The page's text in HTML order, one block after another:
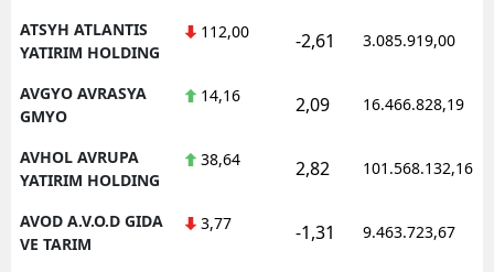
ATSYH ATLANTIS
YATIRIM HOLDING
112,00 -2,61 3.085.919,00
AVGYO AVRASYA
GMYO
14,16 2,09 16.466.828,19
AVHOL AVRUPA
YATIRIM HOLDING
38,64 2,82 101.568.132,16
AVOD A.V.O.D GIDA
VE TARIM
3,77 -1,31 9.463.723,67